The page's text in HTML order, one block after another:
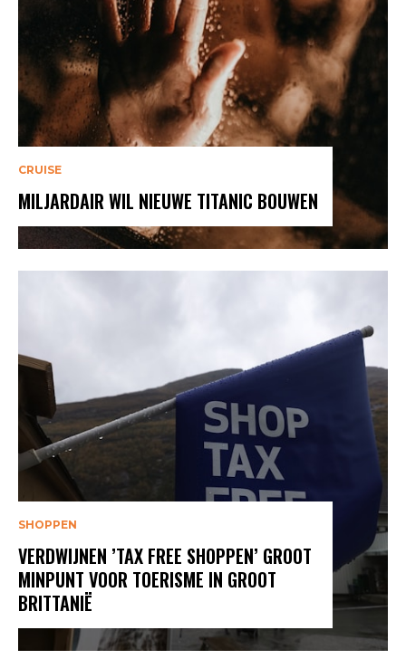
CRUISE
MILJARDAIR WIL NIEUWE TITANIC BOUWEN
SHOPPEN
VERDWIJNEN ’TAX FREE SHOPPEN’ GROOT
MINPUNT VOOR TOERISME IN GROOT
BRITTANIË